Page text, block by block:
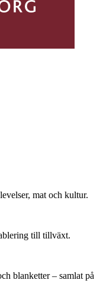
mat och kultur.
till tillväxt.
blanketter – samlat på